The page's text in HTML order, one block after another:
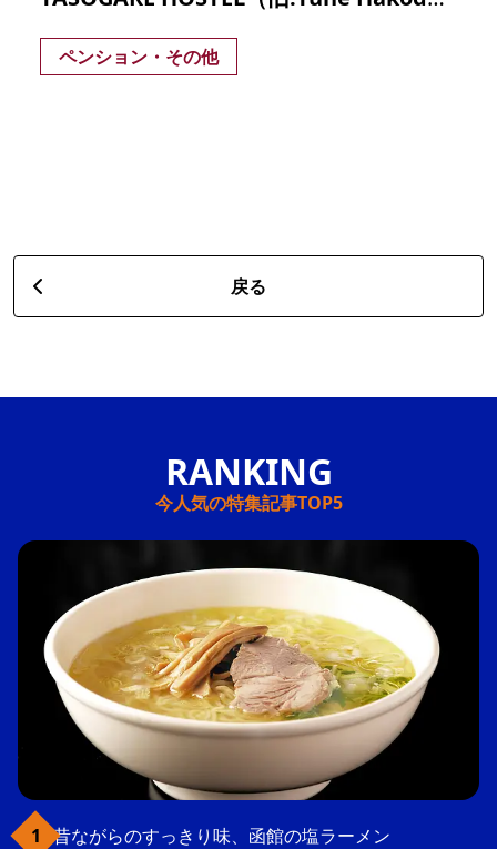
ペンション・その他
戻る
今人気の特集記事TOP5
昔ながらのすっきり味、函館の塩ラーメン